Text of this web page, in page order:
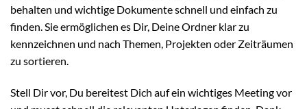
behalten und wichtige Dokumente schnell und einfach zu
finden. Sie ermöglichen es Dir, Deine Ordner klar zu
kennzeichnen und nach Themen, Projekten oder Zeiträumen
zu sortieren.
Stell Dir vor, Du bereitest Dich auf ein wichtiges Meeting vor